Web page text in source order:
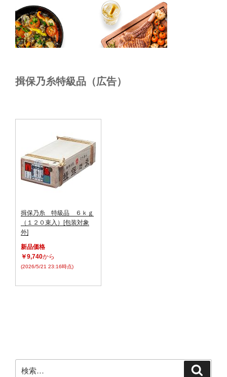
揖保乃糸特級品（広告）
揖保乃糸 特級品 ６ｋｇ
（１２０束入）[包装対象
外]
新品価格
￥9,740から
(2026/5/21 23:16時点)